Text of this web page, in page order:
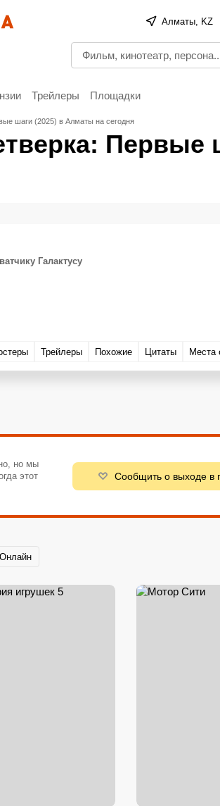
Алматы, KZ
Трейлеры Площадки
шаги (2025) в Алматы на сегодня
Первые
Галактусу
Трейлеры Похожие Цитаты Места
но мы
этот
Сообщить о выходе в
Онлайн